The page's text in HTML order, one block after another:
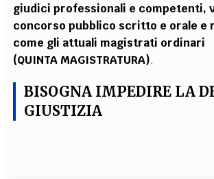
giudici professionali e competenti,
concorso pubblico scritto e orale e
come gli attuali magistrati ordinari
(QUINTA MAGISTRATURA).
BISOGNA IMPEDIRE LA
GIUSTIZIA